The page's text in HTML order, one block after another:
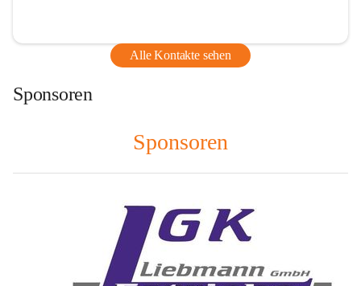
Alle Kontakte sehen
Sponsoren
Sponsoren